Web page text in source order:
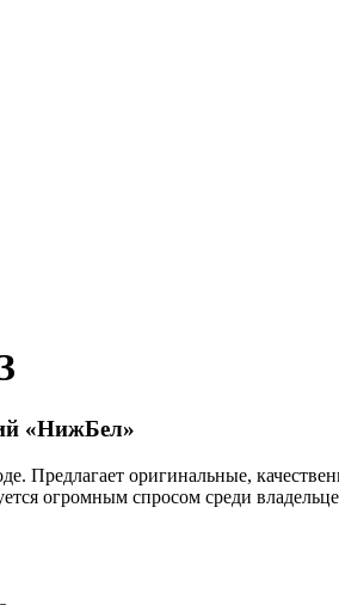
«НижБел»
оригинальные,
огромным спросом среди